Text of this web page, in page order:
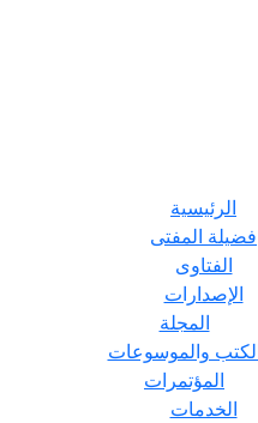
الرئيسية
فضيلة المفتى
الفتاوى
الإصدارات
المجلة
والموسوعات
المؤتمرات
الخدمات